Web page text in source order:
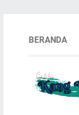
BERANDA